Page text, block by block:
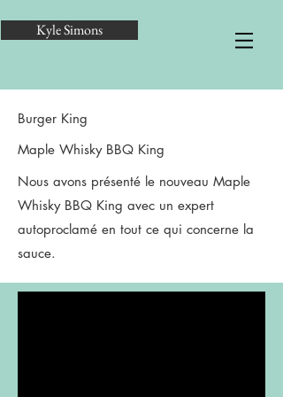
Kyle Simons
Burger King
Maple Whisky BBQ King
Nous avons présenté le nouveau Maple
Whisky BBQ King avec un expert
autoproclamé en tout ce qui concerne la
sauce.